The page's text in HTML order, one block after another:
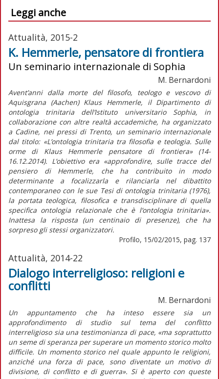
Leggi anche
Attualità, 2015-2
K. Hemmerle, pensatore di frontiera
Un seminario internazionale di Sophia
M. Bernardoni
Avent’anni dalla morte del filosofo, teologo e vescovo di
Aquisgrana (Aachen) Klaus Hemmerle, il Dipartimento di
ontologia trinitaria dell’Istituto universitario Sophia, in
collaborazione con altre realtà accademiche, ha organizzato
a Cadine, nei pressi di Trento, un seminario internazionale
dal titolo: «L’ontologia trinitaria tra filosofia e teologia. Sulle
orme di Klaus Hemmerle pensatore di frontiera» (14-
16.12.2014). L’obiettivo era «approfondire, sulle tracce del
pensiero di Hemmerle, che ha contribuito in modo
determinante a focalizzarla e rilanciarla nel dibattito
contemporaneo con le sue Tesi di ontologia trinitaria (1976),
la portata teologica, filosofica e transdisciplinare di quella
specifica ontologia relazionale che è l’ontologia trinitaria».
Inattesa la risposta (un centinaio di presenze), che ha
sorpreso gli stessi organizzatori.
Profilo, 15/02/2015, pag. 137
Attualità, 2014-22
Dialogo interreligioso: religioni e
conflitti
M. Bernardoni
Un appuntamento che ha inteso essere sia un
approfondimento di studio sul tema del conflitto
interreligioso sia una testimonianza di pace, «ma soprattutto
un seme di speranza per superare un momento storico molto
difficile. Un momento storico nel quale appunto le religioni,
anziché una forza di pace, sono diventate un motivo di
divisione, di conflitto e di guerra». Si è aperto con queste